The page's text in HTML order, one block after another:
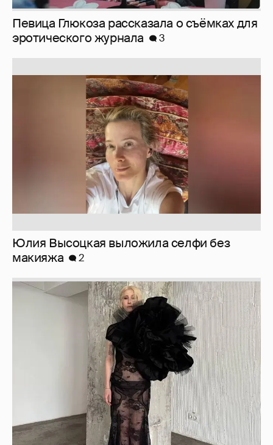
Певица Глюкоза рассказала о съёмках для
эротического журнала
3
Юлия Высоцкая выложила селфи без
макияжа
2